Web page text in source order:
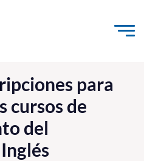
contenido
para
cursos de
del